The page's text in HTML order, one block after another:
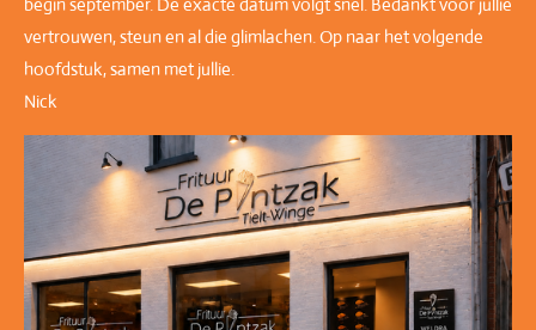
begin september. De exacte datum volgt snel. Bedankt voor jullie
vertrouwen, steun en al die glimlachen. Op naar het volgende
hoofdstuk, samen met jullie.
Nick